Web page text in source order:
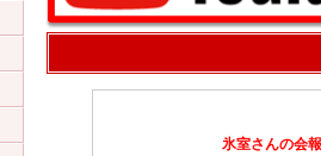
氷室さんの会